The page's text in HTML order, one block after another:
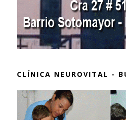
CLÍNICA NEUROVITAL -